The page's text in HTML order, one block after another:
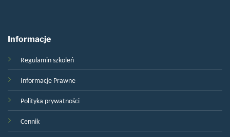
Informacje
Regulamin szkoleń
Informacje Prawne
Polityka prywatności
Cennik